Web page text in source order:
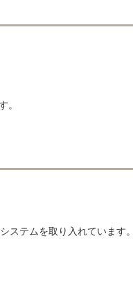
実績となります
。
ステムを取り入れています。